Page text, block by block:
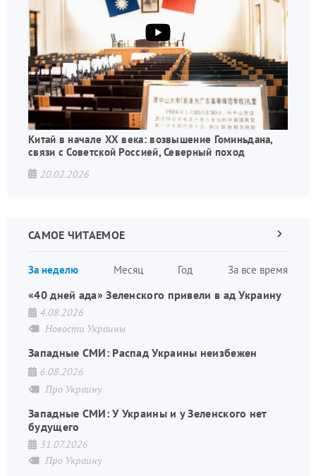
Китай в начале XX века: возвышение Гоминьдана,
связи с Советской Россией, Северный поход
20.02.2026
САМОЕ ЧИТАЕМОЕ
За неделю Месяц Год За все время
Следующая
«40 дней ада» Зеленского привели в ад Украину
4.08.2026
Новости Украины
Западные СМИ: Распад Украины неизбежен
6.08.2026
Про Украину
Западные СМИ: У Украины и у Зеленского нет
будущего
31.07.2026
Про Украину